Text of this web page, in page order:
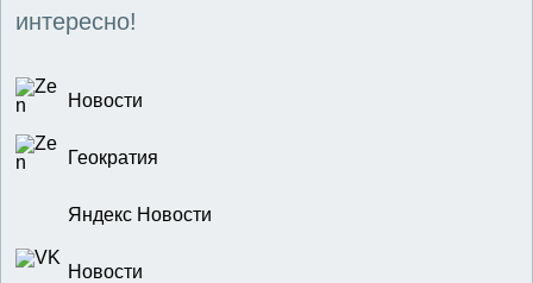
интересно!
Новости
Геократия
Яндекс Новости
Новости